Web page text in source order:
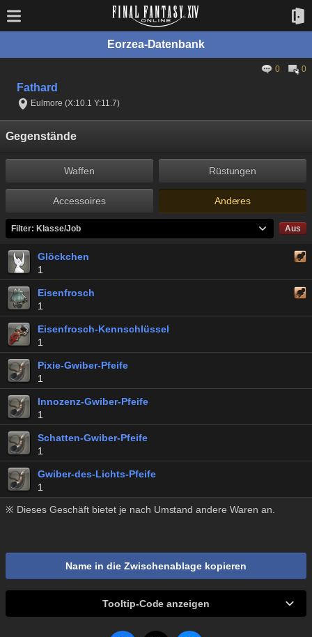
Eorzea-Datenbank
0 0
Fathard
Eulmore (X:10.1 Y:11.7)
Gegenstände
Waffen Rüstungen
Accessoires Anderes
Filter: Klasse/Job Aus
Glöckchen
1
Eisenfrosch
1
Eisenfrosch-Kennschlüssel
1
Pixie-Gwiber-Pfeife
1
Innozenz-Gwiber-Pfeife
1
Schatten-Gwiber-Pfeife
1
Gwiber-des-Lichts-Pfeife
1
※ Dieses Geschäft bietet je nach Umstand andere Waren an.
Name in die Zwischenablage kopieren
Tooltip-Code anzeigen